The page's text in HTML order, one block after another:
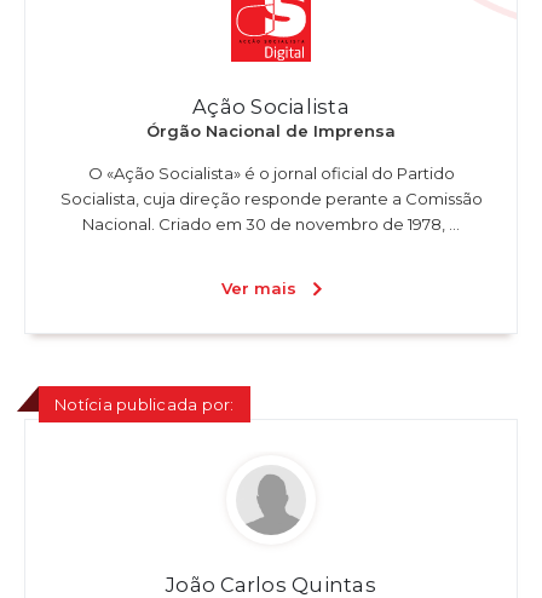
Ação Socialista
Órgão Nacional de Imprensa
O «Ação Socialista» é o jornal oficial do Partido
Socialista, cuja direção responde perante a Comissão
Nacional. Criado em 30 de novembro de 1978, ...
Ver mais
Notícia publicada por:
João Carlos Quintas